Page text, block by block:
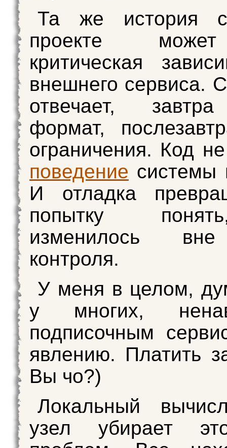
Та же история
проекте
критическая
внешнего сервиса.
отвечает,
формат,
ограничения. Код
поведение системы
И отладка
попытку
изменилось
контроля.
У меня в целом,
у многих,
подписочным
явлению. Платить
Вы чо?)
Локальный
узел убирает